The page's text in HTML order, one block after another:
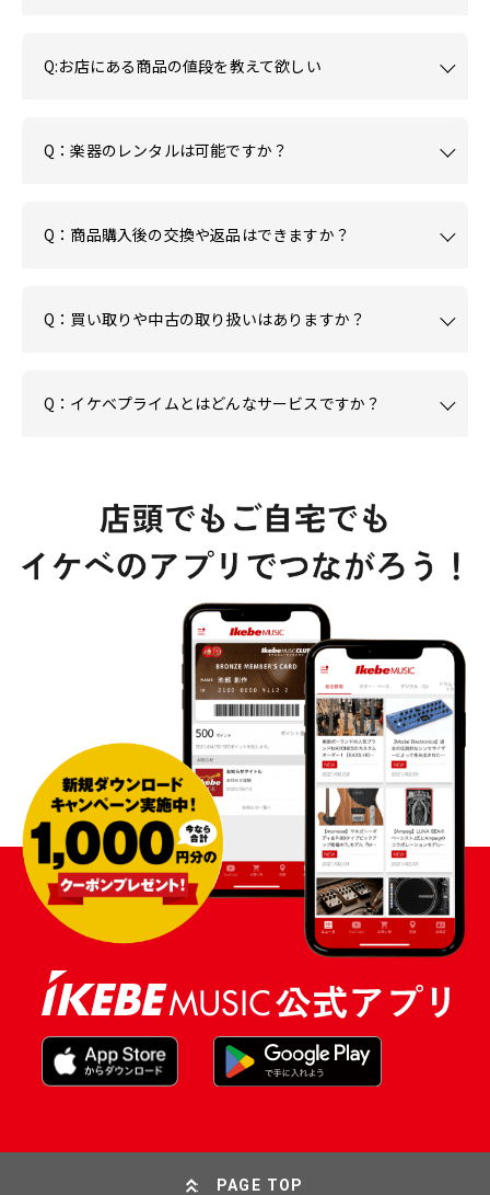
Q:お店にある商品の値段を教えて欲しい
Q：楽器のレンタルは可能ですか？
Q：商品購入後の交換や返品はできますか？
Q：買い取りや中古の取り扱いはありますか？
Q：イケベプライムとはどんなサービスですか？
PAGE TOP